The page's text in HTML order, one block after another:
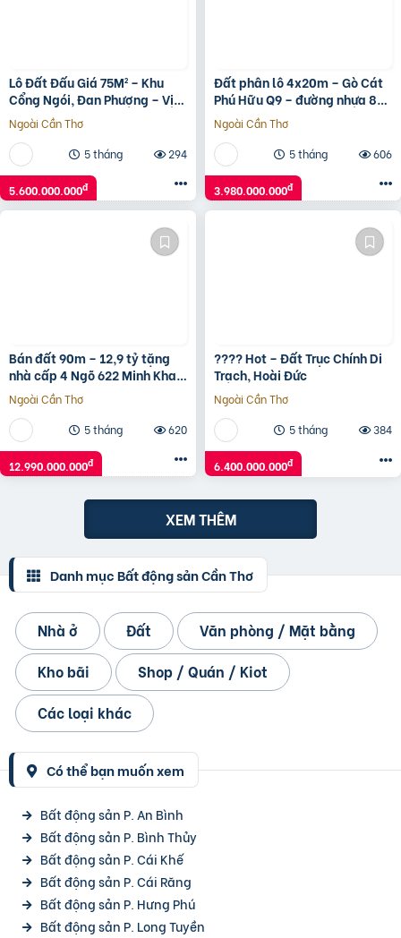
Lô Đất Đấu Giá 75M² – Khu
Cổng Ngói, Đan Phượng – Vị
Trí Siêu Đẹp, Giá Tốt!
Ngoài Cần Thơ
5 tháng
294
5.600.000.000đ
Đất phân lô 4x20m – Gò Cát
Phú Hữu Q9 – đường nhựa 8m
có vỉa hè – giá 3,98 tỷ
Ngoài Cần Thơ
5 tháng
606
3.980.000.000đ
Bán đất 90m – 12,9 tỷ tặng
nhà cấp 4 Ngõ 622 Minh Khai
to như Phố ô tô vào nhà.
Ngoài Cần Thơ
5 tháng
620
12.990.000.000đ
???? Hot – Đất Trục Chính Di
Trạch, Hoài Đức
Ngoài Cần Thơ
5 tháng
384
6.400.000.000đ
XEM THÊM
Danh mục Bất động sản Cần Thơ
Nhà ở Đất
Văn phòng / Mặt bằng
Kho bãi
Shop / Quán / Kiot
Các loại khác
Có thể bạn muốn xem
Bất động sản P. An Bình
Bất động sản P. Bình Thủy
Bất động sản P. Cái Khế
Bất động sản P. Cái Răng
Bất động sản P. Hưng Phú
Bất động sản P. Long Tuyền